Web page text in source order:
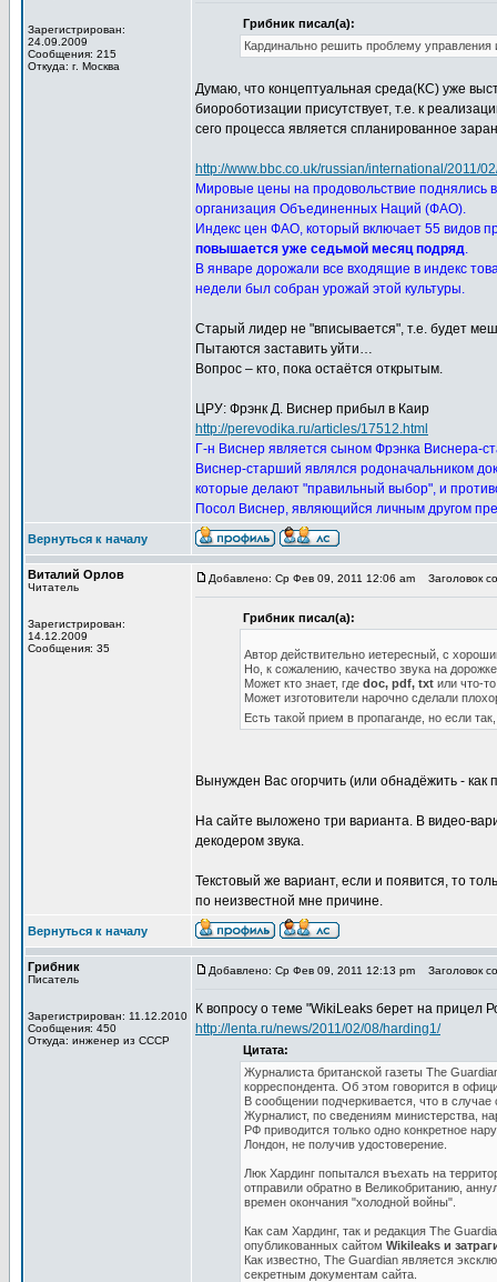
Зарегистрирован:
24.09.2009
Сообщения: 215
Откуда: г. Москва
Грибник писал(а):
Кардинально решить проблему
Думаю, что концептуальная среда(КС) уже
биороботизации присутствует, т.е. к
сего процесса является спланированное
http://www.bbc.co.uk/russian/international/2011/
Мировые цены на продовольствие поднялись
организация Объединенных Наций (ФАО).
Индекс цен ФАО, который включает 55 видов
повышается уже седьмой месяц подряд.
В январе дорожали все входящие в индекс
недели был собран урожай этой культуры.
Старый лидер не "вписывается", т.е. будет
Пытаются заставить уйти…
Вопрос – кто, пока остаётся открытым.
ЦРУ: Фрэнк Д. Виснер прибыл в Каир
http://perevodika.ru/articles/17512.html
Г-н Виснер является сыном Фрэнка Виснера-
Виснер-старший являлся родоначальником
которые делают "правильный выбор", и
Посол Виснер, являющийся личным другом
Вернуться к началу
Виталий Орлов
Читатель
Зарегистрирован:
14.12.2009
Сообщения: 35
Добавлено: Ср Фев 09, 2011 12:06 am Заголовок
Грибник писал(а):
Автор действительно иетересный, с
Но, к сожалению, качество звука на
Может кто знает, где doc, pdf, txt или что-
Может изготовители нарочно сделали
Есть такой прием в пропаганде, но если
Вынужден Вас огорчить (или обнадёжить - как
На сайте выложено три варианта. В видео-
декодером звука.
Текстовый же вариант, если и появится, то
по неизвестной мне причине.
Вернуться к началу
Грибник
Писатель
Зарегистрирован: 11.12.2010
Сообщения: 450
Откуда: инженер из СССР
Добавлено: Ср Фев 09, 2011 12:13 pm Заголовок
К вопросу о теме "WikiLeaks берет на прицел
http://lenta.ru/news/2011/02/08/harding1/
Цитата:
Журналиста британской газеты The
корреспондента. Об этом говорится в
В сообщении подчеркивается, что в
Журналист, по сведениям министерства,
РФ приводится только одно конкретное
Лондон, не получив удостоверение.
Люк Хардинг попытался въехать на
отправили обратно в Великобританию,
времен окончания "холодной войны".
Как сам Хардинг, так и редакция The
опубликованных сайтом Wikileaks и
Как известно, The Guardian является
секретным документам сайта.